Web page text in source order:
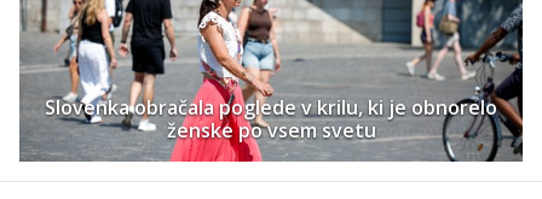
Slovenka obračala poglede v krilu, ki je obnorelo
ženske po vsem svetu